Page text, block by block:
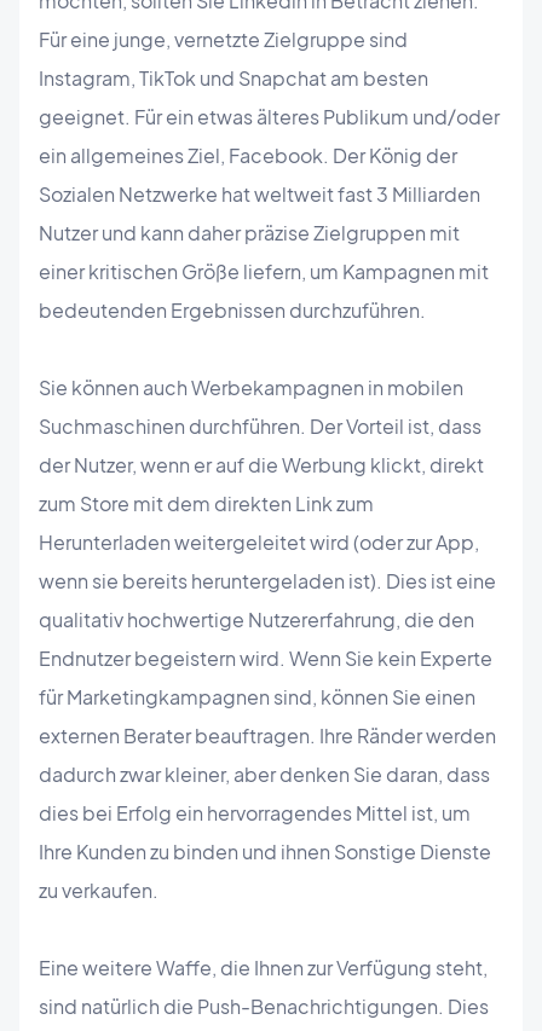
Für eine junge, vernetzte Zielgruppe sind
Instagram, TikTok und Snapchat am besten
geeignet. Für ein etwas älteres Publikum und/oder
ein allgemeines Ziel, Facebook. Der König der
Sozialen Netzwerke hat weltweit fast 3 Milliarden
Nutzer und kann daher präzise Zielgruppen mit
einer kritischen Größe liefern, um Kampagnen mit
bedeutenden Ergebnissen durchzuführen.
Sie können auch Werbekampagnen in mobilen
Suchmaschinen durchführen. Der Vorteil ist, dass
der Nutzer, wenn er auf die Werbung klickt, direkt
zum Store mit dem direkten Link zum
Herunterladen weitergeleitet wird (oder zur App,
wenn sie bereits heruntergeladen ist). Dies ist eine
qualitativ hochwertige Nutzererfahrung, die den
Endnutzer begeistern wird. Wenn Sie kein Experte
für Marketingkampagnen sind, können Sie einen
externen Berater beauftragen. Ihre Ränder werden
dadurch zwar kleiner, aber denken Sie daran, dass
dies bei Erfolg ein hervorragendes Mittel ist, um
Ihre Kunden zu binden und ihnen Sonstige Dienste
zu verkaufen.
Eine weitere Waffe, die Ihnen zur Verfügung steht,
sind natürlich die Push-Benachrichtigungen. Dies